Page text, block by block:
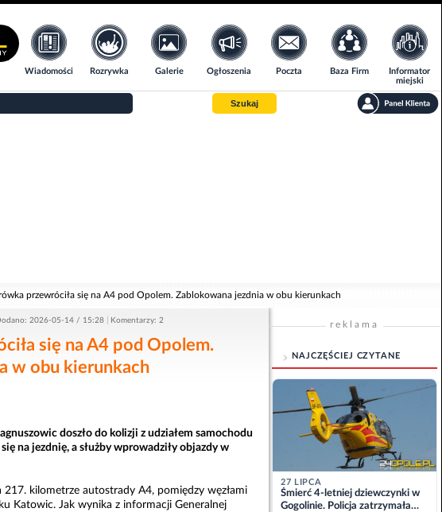
Wiadomości Rozrywka Galerie Ogłoszenia Poczta Baza Firm
Informator
miejski
Szukaj
przewróciła się na A4 pod Opolem. Zablokowana jezdnia w obu kierunkach
2026-05-14 / 15:28 Komentarzy: 2
się na A4 pod Opolem.
w obu kierunkach
doszło do kolizji z udziałem samochodu
na jezdnię, a służby wprowadziły objazdy w
217. kilometrze autostrady A4, pomiędzy węzłami
Katowic. Jak wynika z informacji Generalnej
reklama
NAJCZĘŚCIEJ CZYTANE
27 LIPCA
Śmierć 4-letniej dziewczynki w
Gogolinie. Policja zatrzymała